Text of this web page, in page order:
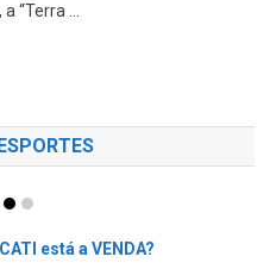
“Terra ...
está a VENDA?